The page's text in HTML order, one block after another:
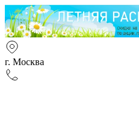
г. Москва